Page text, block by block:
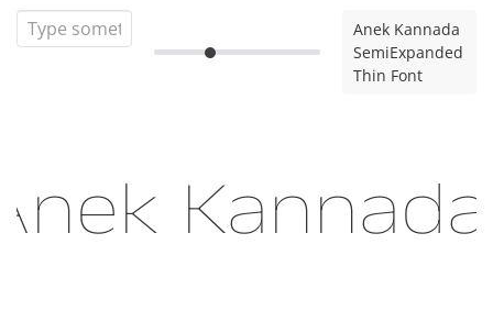
Anek Kannada
SemiExpanded
Thin Font
Kannada